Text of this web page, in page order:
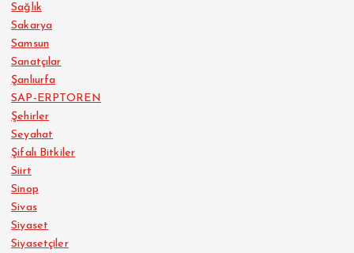
Sağlık
Sakarya
Samsun
Sanatçılar
Şanlıurfa
SAP-ERPTOREN
Şehirler
Seyahat
Şifalı Bitkiler
Siirt
Sinop
Sivas
Siyaset
Siyasetçiler